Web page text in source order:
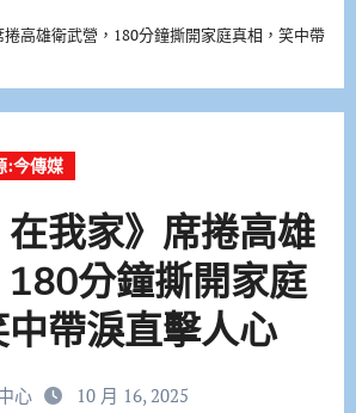
捲高雄衛武營，180分鐘撕開家庭真相，笑中帶
:今傳媒
在我家》席捲高雄
分鐘撕開家庭
帶淚直擊人心
心 10 月 16, 2025